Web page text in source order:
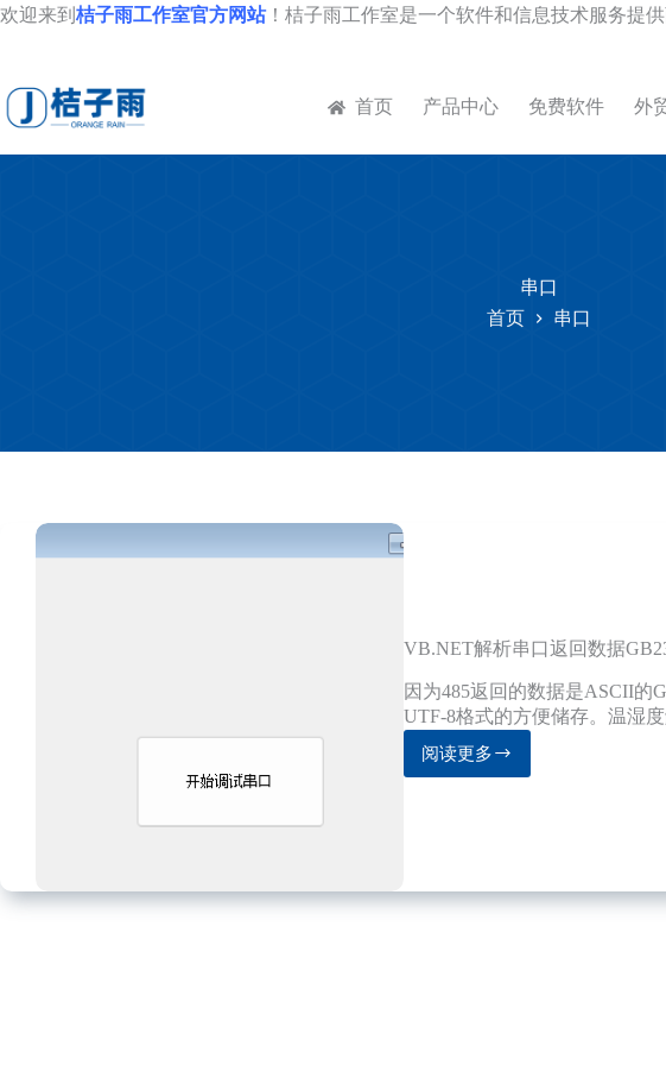
跳
容
欢迎来到 桔子雨工作室官方网站！桔子雨工作室是一个软件和信息技术服务提
首页 产品中心 免费软件 外
串口
首页
串口
VB.NET解析串口返回数据
因为485返回的数据是ASCII的
UTF-8格式的方便储存。温湿
阅读更多VB.NET
回